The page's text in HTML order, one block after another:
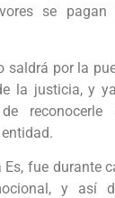
se
saldrá por la
la justicia, y
Es, fue durante
y así